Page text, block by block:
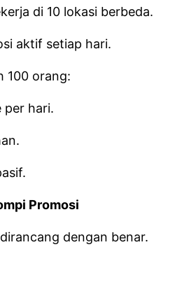
di 10 lokasi berbeda.
aktif setiap hari.
100 orang:
per hari.
Promosi
dengan benar.